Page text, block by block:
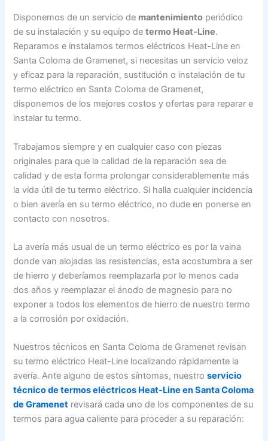
Disponemos de un servicio de mantenimiento periódico
de su instalación y su equipo determo Heat-Line.
Reparamos e instalamos termos eléctricos Heat-Line en
Santa Coloma de Gramenet, si necesitas un servicio veloz
y eficaz para la reparación, sustitución o instalación de tu
termo eléctrico en Santa Coloma de Gramenet,
disponemos de los mejores costos y ofertas para reparar e
instalar tu termo.
Trabajamos siempre y en cualquier caso con piezas
originales para que la calidad de la reparación sea de
calidad y de esta forma prolongar considerablemente más
la vida útil de tu termo eléctrico. Si halla cualquier incidencia
o bien avería en su termo eléctrico, no dude en ponerse en
contacto con nosotros.
La avería más usual de un termo eléctrico es por la vaina
donde van alojadas las resistencias, esta acostumbra a ser
de hierro y deberíamos reemplazarla por lo menos cada
dos años y reemplazar el ánodo de magnesio para no
exponer a todos los elementos de hierro de nuestro termo
a la corrosión por oxidación.
Nuestros técnicos en Santa Coloma de Gramenet revisan
su termo eléctrico Heat-Line localizando rápidamente la
avería. Ante alguno de estos síntomas, nuestroservicio
técnico de termos eléctricos Heat-Line en Santa Coloma
de Gramenet revisará cada uno de los componentes de su
termos para agua caliente para proceder a su reparación: